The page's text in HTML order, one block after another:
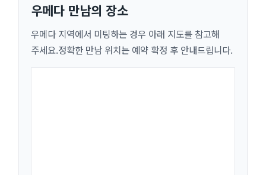
우메다 만남의 장소
우메다 지역에서 미팅하는 경우 아래 지도를 참고해
주세요.정확한 만남 위치는 예약 확정 후 안내드립니다.